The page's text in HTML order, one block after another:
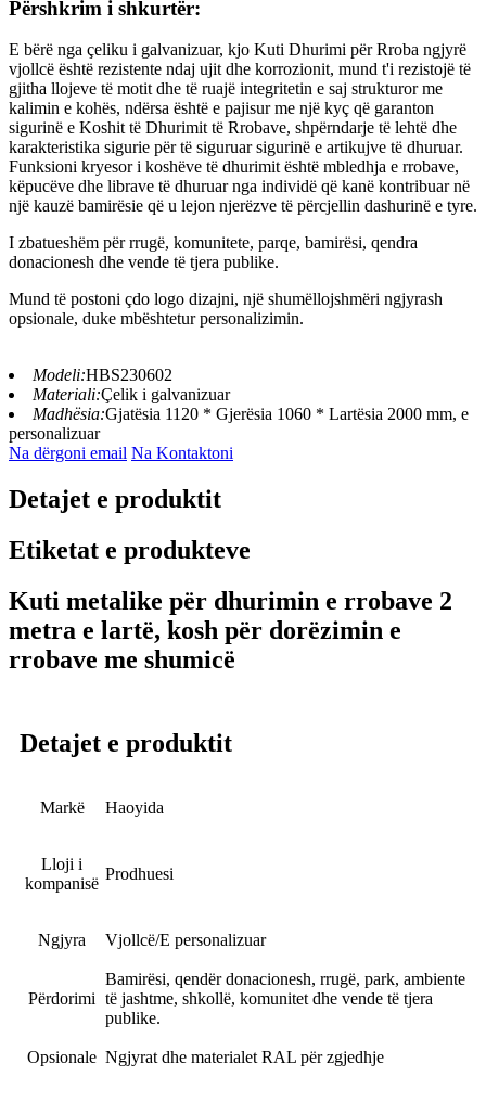
Përshkrim i shkurtër:
E bërë nga çeliku i galvanizuar, kjo Kuti Dhurimi për Rroba ngjyrë
vjollcë është rezistente ndaj ujit dhe korrozionit, mund t'i rezistojë të
gjitha llojeve të motit dhe të ruajë integritetin e saj strukturor me
kalimin e kohës, ndërsa është e pajisur me një kyç që garanton
sigurinë e Koshit të Dhurimit të Rrobave, shpërndarje të lehtë dhe
karakteristika sigurie për të siguruar sigurinë e artikujve të dhuruar.
Funksioni kryesor i koshëve të dhurimit është mbledhja e rrobave,
këpucëve dhe librave të dhuruar nga individë që kanë kontribuar në
një kauzë bamirësie që u lejon njerëzve të përcjellin dashurinë e tyre.
I zbatueshëm për rrugë, komunitete, parqe, bamirësi, qendra
donacionesh dhe vende të tjera publike.
Mund të postoni çdo logo dizajni, një shumëllojshmëri ngjyrash
opsionale, duke mbështetur personalizimin.
Modeli:HBS230602
Materiali:Çelik i galvanizuar
Madhësia:Gjatësia 1120 * Gjerësia 1060 * Lartësia 2000 mm, e
personalizuar
Na dërgoni email Na Kontaktoni
Detajet e produktit
Etiketat e produkteve
Kuti metalike për dhurimin e rrobave 2
metra e lartë, kosh për dorëzimin e
rrobave me shumicë
Detajet e produktit
Markë Haoyida
Lloji i
kompanisë
Prodhuesi
Ngjyra Vjollcë/E personalizuar
Përdorimi
Bamirësi, qendër donacionesh, rrugë, park, ambiente
të jashtme, shkollë, komunitet dhe vende të tjera
publike.
Opsionale Ngjyrat dhe materialet RAL për zgjedhje